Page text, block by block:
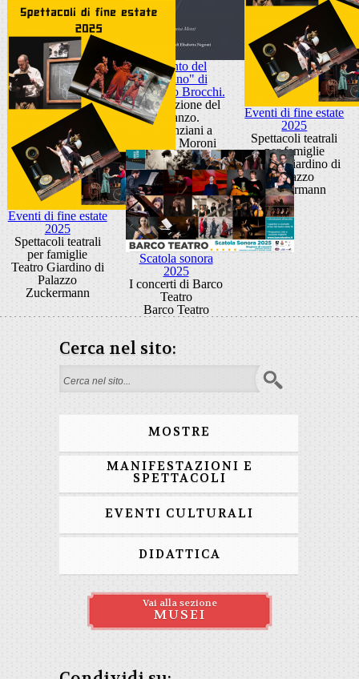
"Il canto del
germano" di
Francesco Brocchi.
Presentazione del
romanzo.
Sala Anziani a
Palazzo Moroni
Eventi di fine estate
2025
Spettacoli teatrali
per famiglie
Teatro Giardino di
Palazzo
Zuckermann
Eventi di fine estate
2025
Spettacoli teatrali
per famiglie
Teatro Giardino di
Palazzo
Zuckermann
Scatola sonora
2025
I concerti di Barco
Teatro
Barco Teatro
Cerca nel sito:
Form di ricerca
MOSTRE
MANIFESTAZIONI E
SPETTACOLI
EVENTI CULTURALI
DIDATTICA
Vai alla sezione
MUSEI